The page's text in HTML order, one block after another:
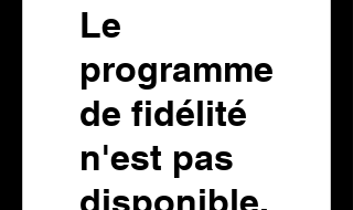
Le
programme
de fidélité
n'est pas
disponible.